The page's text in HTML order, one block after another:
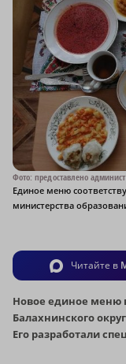
Фото: предоставлено
Единое меню
министерства
Читайте в
Новое единое меню
Балахнинского
Его разработали